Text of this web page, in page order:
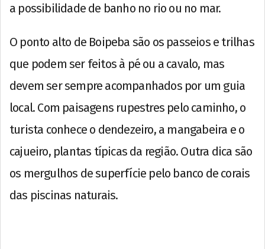
a possibilidade de banho no rio ou no mar.
O ponto alto de Boipeba são os passeios e trilhas
que podem ser feitos à pé ou a cavalo, mas
devem ser sempre acompanhados por um guia
local. Com paisagens rupestres pelo caminho, o
turista conhece o dendezeiro, a mangabeira e o
cajueiro, plantas típicas da região. Outra dica são
os mergulhos de superfície pelo banco de corais
das piscinas naturais.